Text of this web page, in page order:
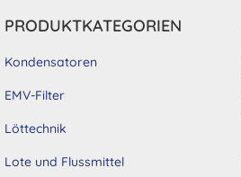
PRODUKTKATEGORIEN
Kondensatoren
EMV-Filter
Löttechnik
Lote und Flussmittel